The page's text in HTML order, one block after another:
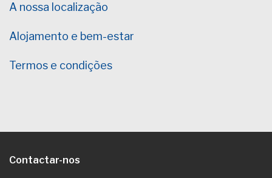
A nossa localização
Alojamento e bem-estar
Termos e condições
Contactar-nos